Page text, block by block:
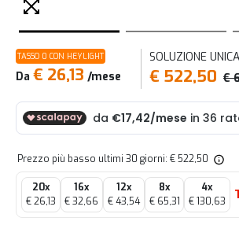
TASSO 0 CON HEYLIGHT
Da € 26,13 /mese
SOLUZIONE UNICA
€ 522,50 €
Prezzo più basso ultimi 30 giorni: € 522,50
20x
€ 26,13
16x
€ 32,66
12x
€ 43,54
8x
€ 65,31
4x
€ 130,63